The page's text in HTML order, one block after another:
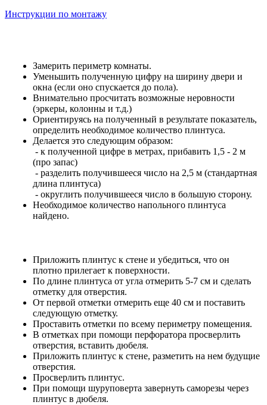
Инструкции по монтажу
Замерить периметр комнаты.
Уменьшить полученную цифру на ширину двери и
окна (если оно спускается до пола).
Внимательно просчитать возможные неровности
(эркеры, колонны и т.д.)
Ориентируясь на полученный в результате показатель,
определить необходимое количество плинтуса.
Делается это следующим образом:
- к полученной цифре в метрах, прибавить 1,5 - 2 м
(про запас)
- разделить получившееся число на 2,5 м (стандартная
длина плинтуса)
- округлить получившееся число в большую сторону.
Необходимое количество напольного плинтуса
найдено.
Приложить плинтус к стене и убедиться, что он
плотно прилегает к поверхности.
По длине плинтуса от угла отмерить 5-7 см и сделать
отметку для отверстия.
От первой отметки отмерить еще 40 см и поставить
следующую отметку.
Проставить отметки по всему периметру помещения.
В отметках при помощи перфоратора просверлить
отверстия, вставить дюбеля.
Приложить плинтус к стене, разметить на нем будущие
отверстия.
Просверлить плинтус.
При помощи шуруповерта завернуть саморезы через
плинтус в дюбеля.